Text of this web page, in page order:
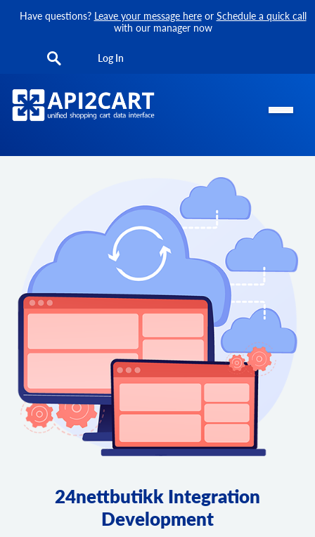
Have questions? Leave your message hereor Schedule a quick call
with our manager now
Log In
24nettbutikk Integration
Development